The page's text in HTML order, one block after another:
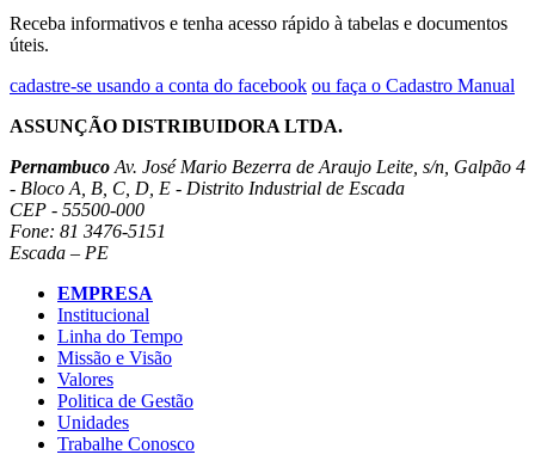
Receba informativos e tenha acesso rápido à tabelas e documentos
úteis.
cadastre-se usando a conta do facebook ou faça o Cadastro Manual
ASSUNÇÃO DISTRIBUIDORA LTDA.
Pernambuco Av. José Mario Bezerra de Araujo Leite, s/n, Galpão 4
- Bloco A, B, C, D, E - Distrito Industrial de Escada
CEP - 55500-000
Fone: 81 3476-5151
Escada – PE
EMPRESA
Institucional
Linha do Tempo
Missão e Visão
Valores
Politica de Gestão
Unidades
Trabalhe Conosco